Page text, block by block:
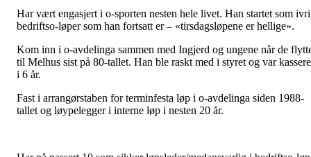
Har vært engasjert i o-sporten nesten hele livet. Han startet som
bedriftso-løper som han fortsatt er – «tirsdagsløpene er hellige».
Kom inn i o-avdelinga sammen med Ingjerd og ungene når de
til Melhus sist på 80-tallet. Han ble raskt med i styret og var
i 6 år.
Fast i arrangørstaben for terminfesta løp i o-avdelinga siden 1988-
tallet og løypelegger i interne løp i nesten 20 år.